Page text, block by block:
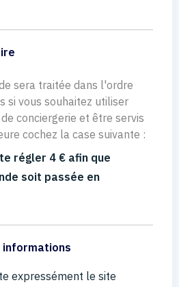
sera traitée dans l'ordre
si vous souhaitez utiliser
conciergerie et être servis
cochez la case suivante :
régler 4 € afin que
soit passée en
informations
expressément le site